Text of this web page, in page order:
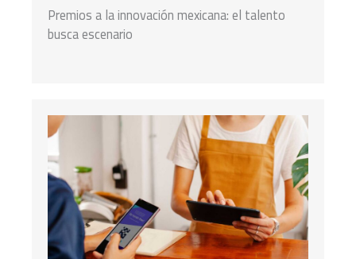
Premios a la innovación mexicana: el talento
busca escenario